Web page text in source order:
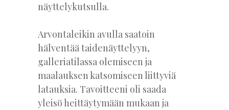
näyttelykutsulla.
Arvontaleikin avulla saatoin
hälventää taidenäyttelyyn,
galleriatilassa olemiseen ja
maalauksen katsomiseen liittyviä
latauksia. Tavoitteeni oli saada
yleisö heittäytymään mukaan ja